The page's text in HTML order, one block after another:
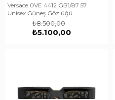
Versace 0VE 4412 GB1/87 57
Unisex Güneş Gözlüğü
₺5.100,00
₺8.500,00